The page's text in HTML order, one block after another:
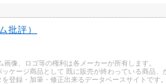
批評）
像、ロゴ等の権利は各メーカーが所有します。
ケージ商品として 既に販売が終わっている商品
を登録・加筆・修正出来るデータベースサイトで